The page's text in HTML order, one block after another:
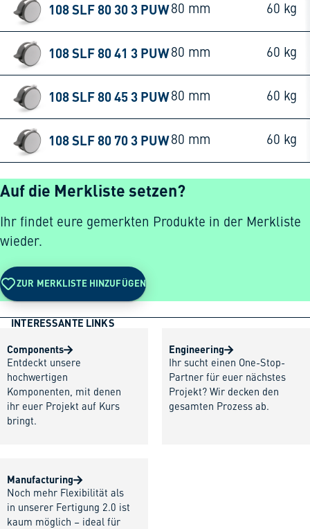
108 SLF 80 30 3 PUW80 mm 60 kg
108 SLF 80 41 3 PUW80 mm 60 kg
108 SLF 80 45 3 PUW80 mm 60 kg
108 SLF 80 70 3 PUW80 mm 60 kg
Auf die Merkliste setzen?
Ihr findet eure gemerkten Produkte in der Merkliste
wieder.
ZUR MERKLISTE HINZUFÜGEN
INTERESSANTE LINKS
Components
Entdeckt unsere
hochwertigen
Komponenten, mit denen
ihr euer Projekt auf Kurs
bringt.
Engineering
Ihr sucht einen One-Stop-
Partner für euer nächstes
Projekt? Wir decken den
gesamten Prozess ab.
Manufacturing
Noch mehr Flexibilität als
in unserer Fertigung 2.0 ist
kaum möglich – ideal für